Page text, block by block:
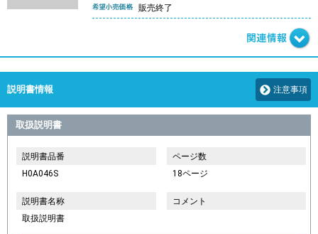
販売終了
説明書情報 注意事項
取扱説明書
説明書品番
H0A046S
ページ数
18ページ
説明書名称
取扱説明書
コメント